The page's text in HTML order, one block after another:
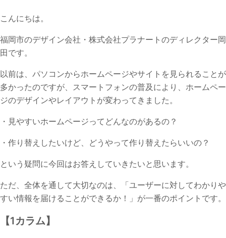
こんにちは。
福岡市のデザイン会社・株式会社プラナートのディレクター岡
田です。
以前は、パソコンからホームページやサイトを見られることが
多かったのですが、スマートフォンの普及により、ホームペー
ジのデザインやレイアウトが変わってきました。
・見やすいホームページってどんなのがあるの？
・作り替えしたいけど、どうやって作り替えたらいいの？
という疑問に今回はお答えしていきたいと思います。
ただ、全体を通して大切なのは、「ユーザーに対してわかりや
すい情報を届けることができるか！」が一番のポイントです。
【1カラム】